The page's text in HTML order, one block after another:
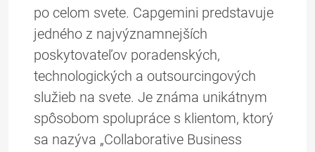
po celom svete. Capgemini predstavuje
jedného z najvýznamnejších
poskytovateľov poradenských,
technologických a outsourcingových
služieb na svete. Je známa unikátnym
spôsobom spolupráce s klientom, ktorý
sa nazýva „Collaborative Business